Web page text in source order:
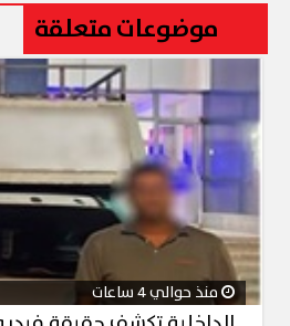
موضوعات متعلقة
منذ حوالي 4 ساعات